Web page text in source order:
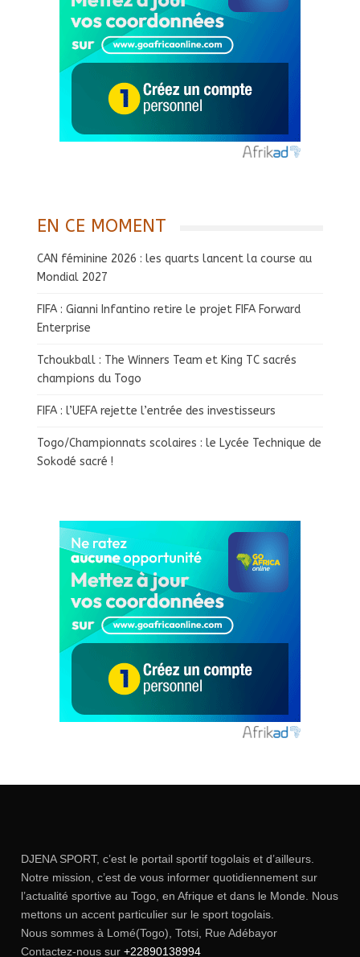
EN CE MOMENT
CAN féminine 2026 : les quarts lancent la course au
Mondial 2027
FIFA : Gianni Infantino retire le projet FIFA Forward
Enterprise
Tchoukball : The Winners Team et King TC sacrés
champions du Togo
FIFA : l’UEFA rejette l’entrée des investisseurs
Togo/Championnats scolaires : le Lycée Technique de
Sokodé sacré !
DJENA SPORT, c’est le portail sportif togolais et d’ailleurs.
Notre mission, c’est de vous informer quotidiennement sur
l’actualité sportive au Togo, en Afrique et dans le Monde. Nous
mettons un accent particulier sur le sport togolais.
Nous sommes à Lomé(Togo), Totsi, Rue Adébayor
Contactez-nous sur +22890138994